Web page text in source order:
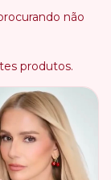
não
produtos.